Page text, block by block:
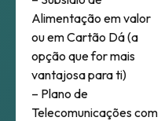
Alimentação em valor
ou em Cartão Dá (a
opção que for mais
vantajosa para ti)
– Plano de
Telecomunicações com